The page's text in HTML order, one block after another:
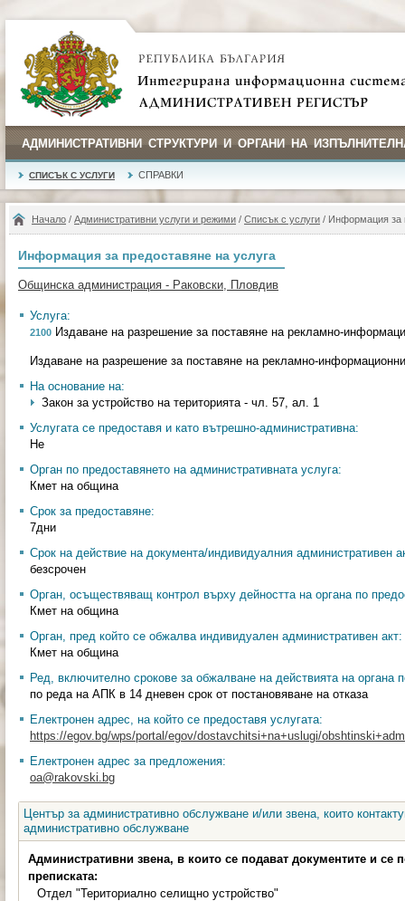
АДМИНИСТРАТИВНИ СТРУКТУРИ И ОРГАНИ НА
СПИСЪК С УСЛУГИ СПРАВКИ
Начало / Административни услуги и режими / Списък с услуги / Информация за
Информация за предоставяне на услуга
Общинска администрация - Раковски, Пловдив
Услуга:
2100 Издаване на разрешение за поставяне на рекламно-
Издаване на разрешение за поставяне на рекламно-
На основание на:
Закон за устройство на територията - чл. 57, ал. 1
Услугата се предоставя и като вътрешно-административна:
Не
Орган по предоставянето на административната услуга:
Кмет на община
Срок за предоставяне:
7дни
Срок на действие на документа/индивидуалния административен
безсрочен
Орган, осъществяващ контрол върху дейността на органа по
Кмет на община
Орган, пред който се обжалва индивидуален административен акт:
Кмет на община
Ред, включително срокове за обжалване на действията на органа
по реда на АПК в 14 дневен срок от постановяване на отказа
Електронен адрес, на който се предоставя услугата:
https://egov.bg/wps/portal/egov/dostavchitsi+na+uslugi/
Електронен адрес за предложения:
oa@rakovski.bg
Център за административно обслужване и/или звена, които
административно обслужване
Административни звена, в които се подават документите и се
преписката:
Отдел "Териториално селищно устройство"